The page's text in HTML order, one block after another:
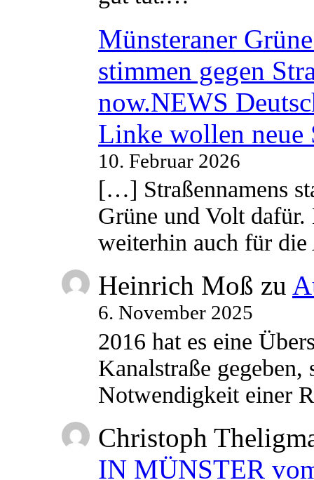
Münsteraner
stimmen gegen
now.NEWS
Linke wollen neue
10. Februar 2026
[…] Straßennamens
Grüne und Volt
weiterhin auch für
Heinrich Moß zu
6. November 2025
2016 hat es eine
Kanalstraße
Notwendigkeit einer
Christoph
IN MÜNSTER